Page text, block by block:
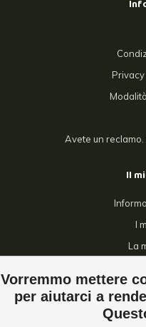
Vorremmo mettere
per aiutarci a
Privacy
Avete un reclamo.
Il
I
La